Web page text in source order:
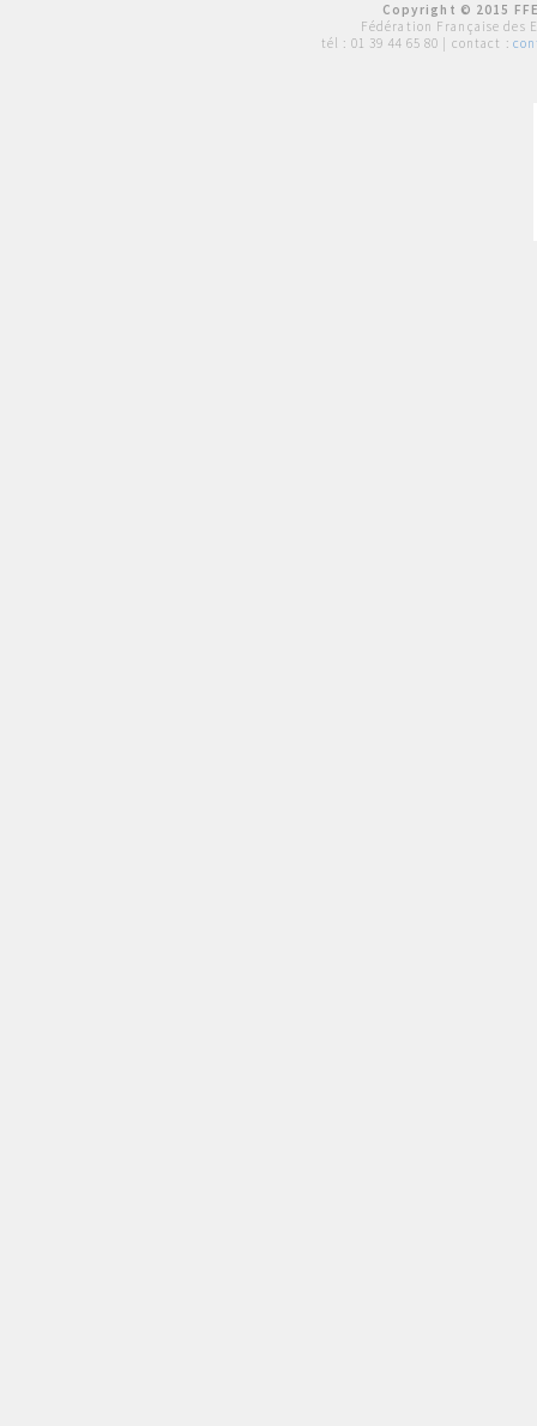
Copyright © 2015
Fédération Française des
tél : 01 39 44 65 80 | contact :